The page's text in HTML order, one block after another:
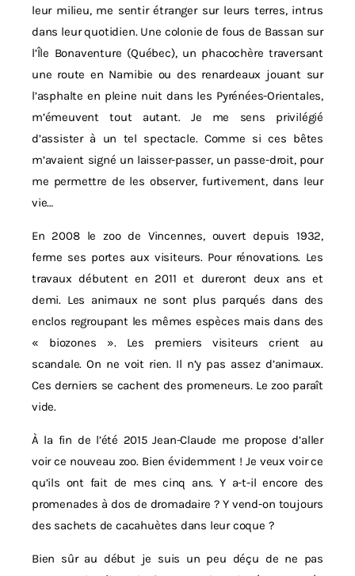
leur milieu, me sentir étranger sur leurs terres, intrus
dans leur quotidien. Une colonie de fous de Bassan sur
l’Île Bonaventure (Québec), un phacochère traversant
une route en Namibie ou des renardeaux jouant sur
l’asphalte en pleine nuit dans les Pyrénées-Orientales,
m’émeuvent tout autant. Je me sens privilégié
d’assister à un tel spectacle. Comme si ces bêtes
m’avaient signé un laisser-passer, un passe-droit, pour
me permettre de les observer, furtivement, dans leur
vie…
En 2008 le zoo de Vincennes, ouvert depuis 1932,
ferme ses portes aux visiteurs. Pour rénovations. Les
travaux débutent en 2011 et dureront deux ans et
demi. Les animaux ne sont plus parqués dans des
enclos regroupant les mêmes espèces mais dans des
« biozones ». Les premiers visiteurs crient au
scandale. On ne voit rien. Il n’y pas assez d’animaux.
Ces derniers se cachent des promeneurs. Le zoo paraît
vide.
À la fin de l’été 2015 Jean-Claude me propose d’aller
voir ce nouveau zoo. Bien évidemment ! Je veux voir ce
qu’ils ont fait de mes cinq ans. Y a-t-il encore des
promenades à dos de dromadaire ? Y vend-on toujours
des sachets de cacahuètes dans leur coque ?
Bien sûr au début je suis un peu déçu de ne pas